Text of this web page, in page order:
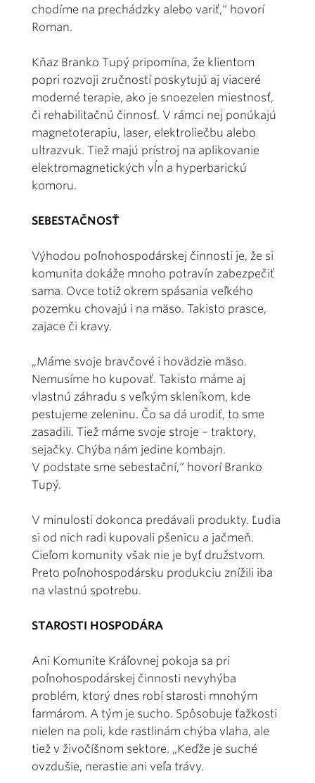
chodíme na prechádzky alebo variť,“ hovorí
Roman.
Kňaz Branko Tupý pripomína, že klientom
popri rozvoji zručností poskytujú aj viaceré
moderné terapie, ako je snoezelen miestnosť,
či rehabilitačnú činnosť. V rámci nej ponúkajú
magnetoterapiu, laser, elektroliečbu alebo
ultrazvuk. Tiež majú prístroj na aplikovanie
elektromagnetických vĺn a hyperbarickú
komoru.
SEBESTAČNOSŤ
Výhodou poľnohospodárskej činnosti je, že si
komunita dokáže mnoho potravín zabezpečiť
sama. Ovce totiž okrem spásania veľkého
pozemku chovajú i na mäso. Takisto prasce,
zajace či kravy.
„Máme svoje bravčové i hovädzie mäso.
Nemusíme ho kupovať. Takisto máme aj
vlastnú záhradu s veľkým skleníkom, kde
pestujeme zeleninu. Čo sa dá urodiť, to sme
zasadili. Tiež máme svoje stroje – traktory,
sejačky. Chýba nám jedine kombajn.
V podstate sme sebestační,“ hovorí Branko
Tupý.
V minulosti dokonca predávali produkty. Ľudia
si od nich radi kupovali pšenicu a jačmeň.
Cieľom komunity však nie je byť družstvom.
Preto poľnohospodársku produkciu znížili iba
na vlastnú spotrebu.
STAROSTI HOSPODÁRA
Ani Komunite Kráľovnej pokoja sa pri
poľnohospodárskej činnosti nevyhýba
problém, ktorý dnes robí starosti mnohým
farmárom. A tým je sucho. Spôsobuje ťažkosti
nielen na poli, kde rastlinám chýba vlaha, ale
tiež v živočíšnom sektore. „Keďže je suché
ovzdušie, nerastie ani veľa trávy.